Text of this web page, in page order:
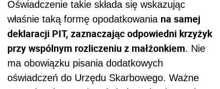
Oświadczenie takie składa się wskazując
właśnie taką formę opodatkowania na samej
deklaracji PIT, zaznaczając odpowiedni krzyżyk
przy wspólnym rozliczeniu z małżonkiem. Nie
ma obowiązku pisania dodatkowych
oświadczeń do Urzędu Skarbowego. Ważne